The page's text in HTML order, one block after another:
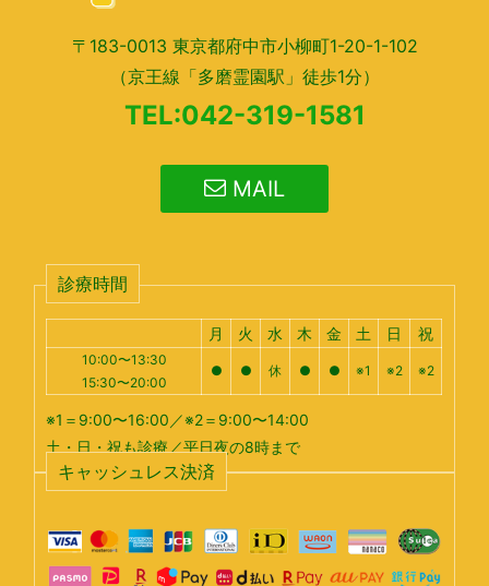
〒183-0013 東京都府中市小柳町1-20-1-102
（京王線「多磨霊園駅」徒歩1分）
TEL:042-319-1581
MAIL
診療時間
月 火 水 木 金 土 日 祝
10:00〜13:30
15:30〜20:00
● ● 休 ● ● ※1 ※2 ※2
※1＝9:00〜16:00／※2＝9:00〜14:00
土・日・祝も診療／平日夜の8時まで
キャッシュレス決済